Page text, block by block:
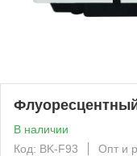
В наличии
Код: BK-F93
Опт и